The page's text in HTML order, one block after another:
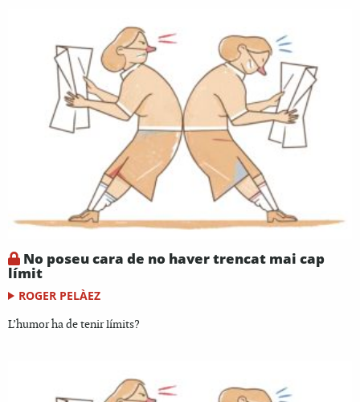
No poseu cara de no haver trencat mai cap
límit
ROGER PELÀEZ
L’humor ha de tenir límits?